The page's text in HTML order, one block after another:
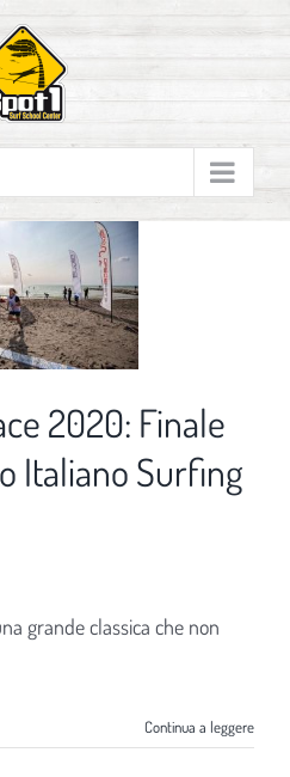
2020: Finale
Italiano Surfing
grande classica che non
Continua a leggere